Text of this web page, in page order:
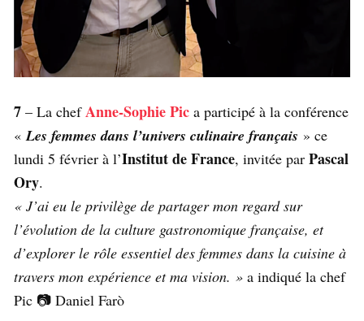
7 – La chefAnne-Sophie Pic a participé à la conférence
«Les femmes dans l’univers culinaire français » ce
lundi 5 février à l’Institut de France, invitée par Pascal
Ory.
« J’ai eu le privilège de partager mon regard sur
l’évolution de la culture gastronomique française, et
d’explorer le rôle essentiel des femmes dans la cuisine à
travers mon expérience et ma vision. » a indiqué la chef
Pic 📷 Daniel Farò